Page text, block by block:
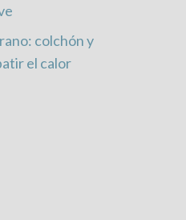
colchón y
el calor